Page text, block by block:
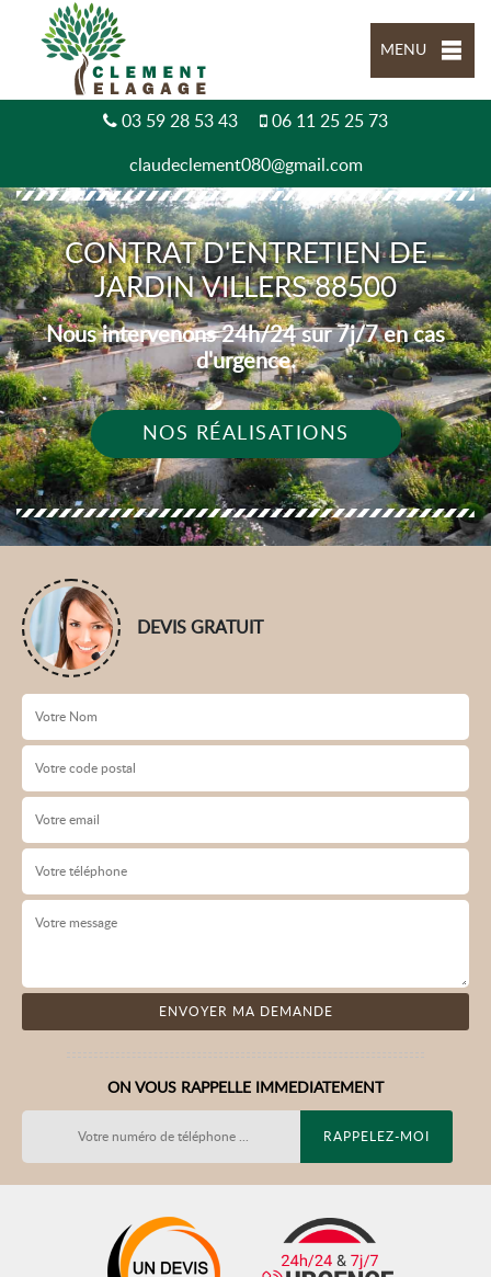
MENU
03 59 28 53 43 06 11 25 25 73
claudeclement080@gmail.com
CONTRAT D'ENTRETIEN DE
JARDIN VILLERS 88500
Nous intervenons 24h/24 sur 7j/7 en cas
d'urgence.
NOS RÉALISATIONS
DEVIS GRATUIT
ON VOUS RAPPELLE IMMEDIATEMENT